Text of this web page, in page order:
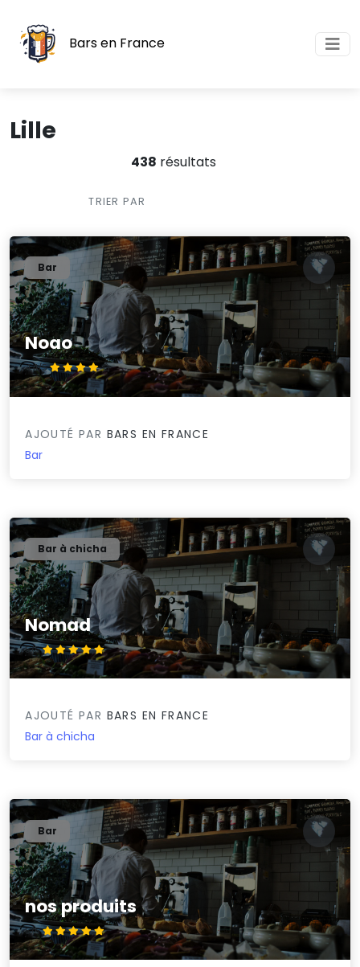
Bars en France
Lille
438 résultats
TRIER PAR
Noao
4.4/5
Bar
AJOUTÉ PAR BARS EN FRANCE
Bar
Nomad
5/5
Bar à chicha
AJOUTÉ PAR BARS EN FRANCE
Bar à chicha
nos produits
5/5
Bar